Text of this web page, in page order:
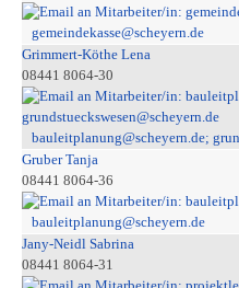
gemeindekasse@scheyern.de
Grimmert-Köthe Lena
08441 8064-30
bauleitplanung@scheyern.de;
Gruber Tanja
08441 8064-36
bauleitplanung@scheyern.de
Jany-Neidl Sabrina
08441 8064-31